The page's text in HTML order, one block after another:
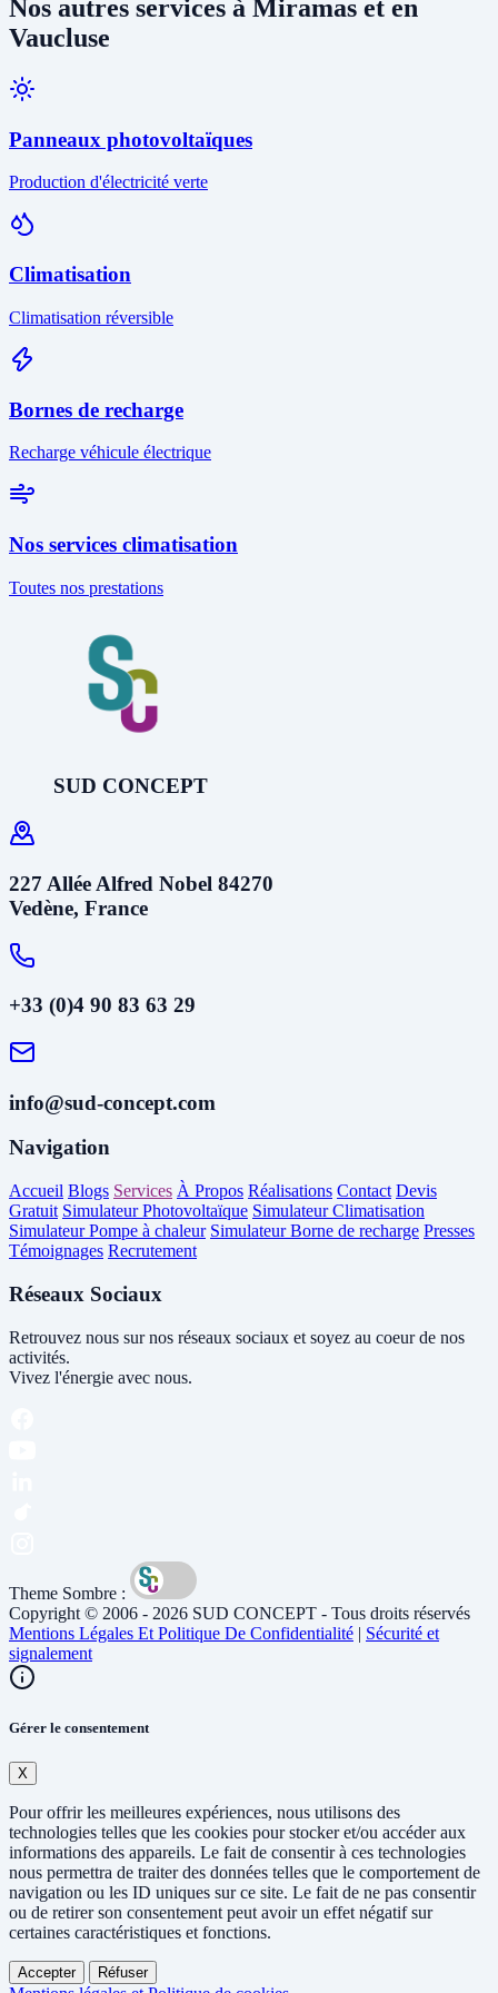
Nos autres services à Miramas et en
Vaucluse
Panneaux photovoltaïques
Production d'électricité verte
Climatisation
Climatisation réversible
Bornes de recharge
Recharge véhicule électrique
Nos services climatisation
Toutes nos prestations
SUD CONCEPT
227 Allée Alfred Nobel 84270
Vedène, France
+33 (0)4 90 83 63 29
info@sud-concept.com
Navigation
Accueil Blogs Services À Propos Réalisations Contact Devis
Gratuit Simulateur Photovoltaïque Simulateur Climatisation
Simulateur Pompe à chaleur Simulateur Borne de recharge Presses
Témoignages Recrutement
Réseaux Sociaux
Retrouvez nous sur nos réseaux sociaux et soyez au coeur de nos
activités.
Vivez l'énergie avec nous.
Theme Sombre :
Copyright © 2006 - 2026 SUD CONCEPT - Tous droits réservés
Mentions Légales Et Politique De Confidentialité | Sécurité et
signalement
Gérer le consentement
X
Pour offrir les meilleures expériences, nous utilisons des
technologies telles que les cookies pour stocker et/ou accéder aux
informations des appareils. Le fait de consentir à ces technologies
nous permettra de traiter des données telles que le comportement de
navigation ou les ID uniques sur ce site. Le fait de ne pas consentir
ou de retirer son consentement peut avoir un effet négatif sur
certaines caractéristiques et fonctions.
Accepter Réfuser